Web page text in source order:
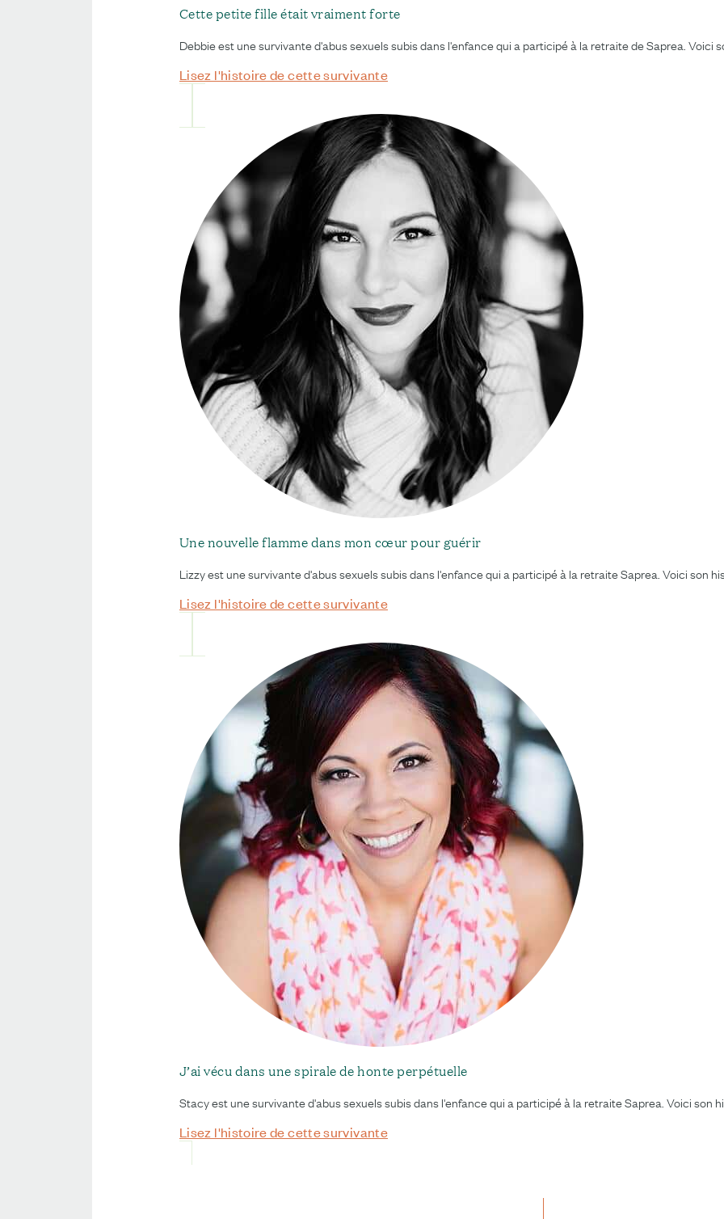
Cette petite fille était vraiment forte
Debbie est une survivante d'abus sexuels subis dans l'enfance qui a participé à la retraite de Saprea. Voici
Lisez l'histoire de cette survivante
Une nouvelle flamme dans mon cœur pour guérir
Lizzy est une survivante d'abus sexuels subis dans l'enfance qui a participé à la retraite Saprea. Voici son
Lisez l'histoire de cette survivante
J’ai vécu dans une spirale de honte perpétuelle
Stacy est une survivante d'abus sexuels subis dans l'enfance qui a participé à la retraite Saprea. Voici son
Lisez l'histoire de cette survivante